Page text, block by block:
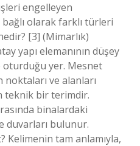
engelleyen
olarak farklı türleri
[3] (Mimarlık)
yapı elemanının düşey
yer. Mesnet
noktaları ve alanları
teknik bir terimdir.
binalardaki
duvarları bulunur.
Kelimenin tam anlamıyla,